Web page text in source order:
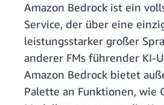
Amazon Bedrock ist ein
Service, der über eine
leistungsstarker großer
anderer FMs führender KI-
Amazon Bedrock bietet
Palette an Funktionen, wie